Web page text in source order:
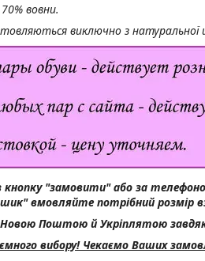
вовни.
виключно з натуральної
кнопку "замовити" або за
вмовляйте потрібний розмір
Поштою й Укріплятою
вибору! Чекаємо Ваших